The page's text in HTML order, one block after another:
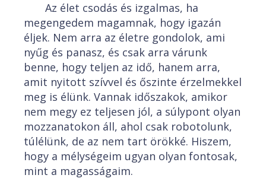
Az élet csodás és izgalmas, ha
megengedem magamnak, hogy igazán
éljek. Nem arra az életre gondolok, ami
nyűg és panasz, és csak arra várunk
benne, hogy teljen az idő, hanem arra,
amit nyitott szívvel és őszinte érzelmekkel
meg is élünk. Vannak időszakok, amikor
nem megy ez teljesen jól, a súlypont olyan
mozzanatokon áll, ahol csak robotolunk,
túlélünk, de az nem tart örökké. Hiszem,
hogy a mélységeim ugyan olyan fontosak,
mint a magasságaim.